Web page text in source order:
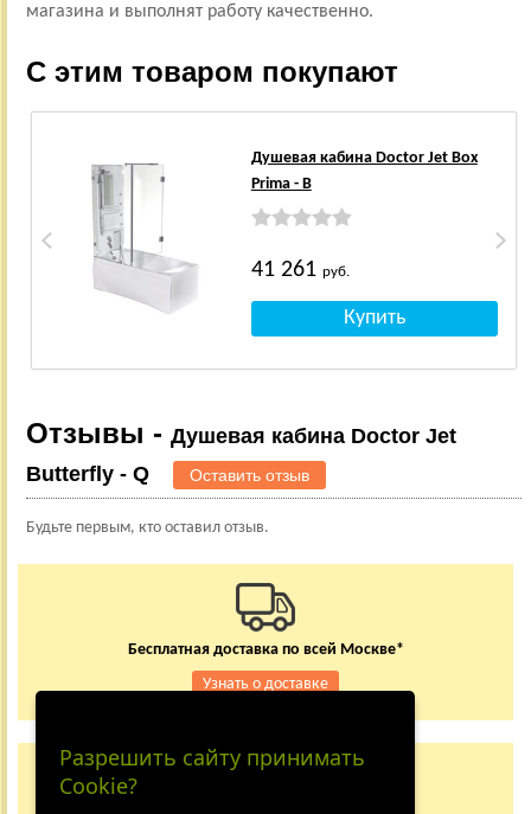
магазина и выполнят работу качественно.
С этим товаром покупают
Душевая кабина Doctor Jet Box
Prima - B
41 261 руб.
Отзывы - Душевая кабина Doctor Jet
Butterfly - Q
Оставить отзыв
Будьте первым, кто оставил отзыв.
Бесплатная доставка по всей Москве*
Узнать о доставке
Заказывайте по телефону
Разрешить сайту принимать
Cookie?